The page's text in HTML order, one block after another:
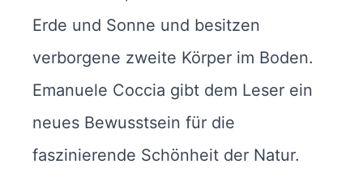
Erde und Sonne und besitzen
verborgene zweite Körper im Boden.
Emanuele Coccia gibt dem Leser ein
neues Bewusstsein für die
faszinierende Schönheit der Natur.